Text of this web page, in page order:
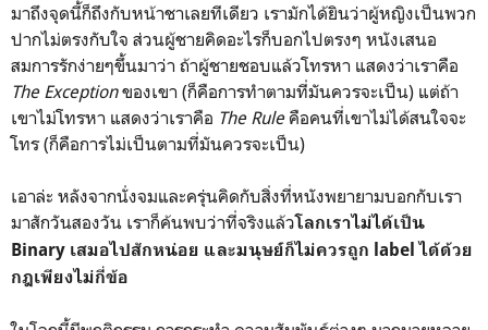
มาถึงจุดนี้ก็ถึงกับหน้าชาเลยทีเดียว เรามักได้ยินว่าผู้หญิงเป็นพวก
ปากไม่ตรงกับใจ ส่วนผู้ชายคิดอะไรก็บอกไปตรงๆ หนังเสนอ
สมการรักง่ายๆขึ้นมาว่า ถ้าผู้ชายชอบแล้วโทรหา แสดงว่าเราคือ
The Exceptionของเขา (ก็คือการทำตามที่มันควรจะเป็น) แต่ถ้า
เขาไม่โทรหา แสดงว่าเราคือ The Ruleคือคนที่เขาไม่ได้สนใจจะ
โทร (ก็คือการไม่เป็นตามที่มันควรจะเป็น)
เอาล่ะ หลังจากนั่งจมและครุ่นคิดกับสิ่งที่หนังพยายามบอกกับเรา
มาสักวันสองวัน เราก็ค้นพบว่าที่จริงแล้วโลกเราไม่ได้เป็น
Binary เสมอไปสักหน่อย และมนุษย์ก็ไม่ควรถูก label ได้ด้วย
กฎเพียงไม่กี่ข้อ